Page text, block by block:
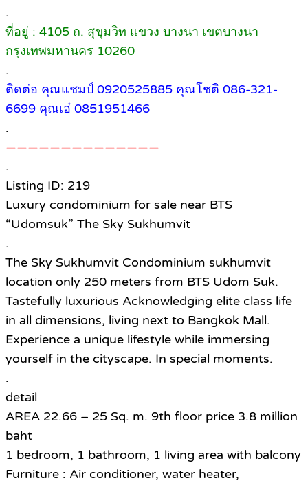
.
ที่อยู่ : 4105 ถ. สุขุมวิท แขวง บางนา เขตบางนา
กรุงเทพมหานคร 10260
.
ติดต่อ คุณแชมป์ 0920525885 คุณโชติ 086-321-
6699 คุณเอ๋ 0851951466
.
——————————————
.
Listing ID: 219
Luxury condominium for sale near BTS
“Udomsuk” The Sky Sukhumvit
.
The Sky Sukhumvit Condominium sukhumvit
location only 250 meters from BTS Udom Suk.
Tastefully luxurious Acknowledging elite class life
in all dimensions, living next to Bangkok Mall.
Experience a unique lifestyle while immersing
yourself in the cityscape. In special moments.
.
detail
AREA 22.66 – 25 Sq. m. 9th floor price 3.8 million
baht
1 bedroom, 1 bathroom, 1 living area with balcony
Furniture : Air conditioner, water heater,